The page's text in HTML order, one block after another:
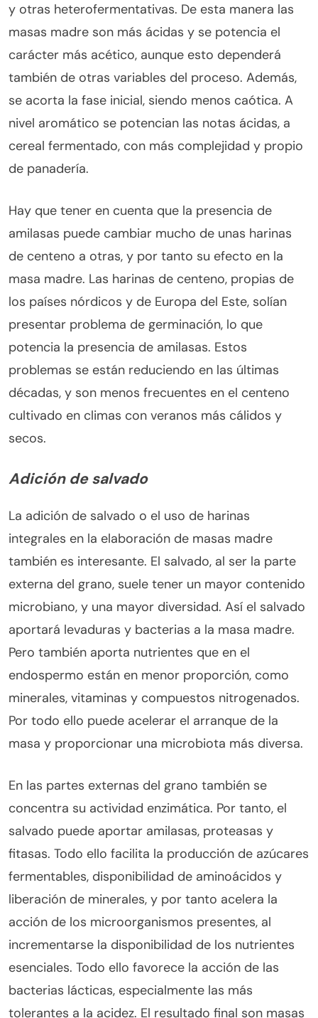
y otras heterofermentativas. De esta manera las
masas madre son más ácidas y se potencia el
carácter más acético, aunque esto dependerá
también de otras variables del proceso. Además,
se acorta la fase inicial, siendo menos caótica. A
nivel aromático se potencian las notas ácidas, a
cereal fermentado, con más complejidad y propio
de panadería.
Hay que tener en cuenta que la presencia de
amilasas puede cambiar mucho de unas harinas
de centeno a otras, y por tanto su efecto en la
masa madre. Las harinas de centeno, propias de
los países nórdicos y de Europa del Este, solían
presentar problema de germinación, lo que
potencia la presencia de amilasas. Estos
problemas se están reduciendo en las últimas
décadas, y son menos frecuentes en el centeno
cultivado en climas con veranos más cálidos y
secos.
Adición de salvado
La adición de salvado o el uso de harinas
integrales en la elaboración de masas madre
también es interesante. El salvado, al ser la parte
externa del grano, suele tener un mayor contenido
microbiano, y una mayor diversidad. Así el salvado
aportará levaduras y bacterias a la masa madre.
Pero también aporta nutrientes que en el
endospermo están en menor proporción, como
minerales, vitaminas y compuestos nitrogenados.
Por todo ello puede acelerar el arranque de la
masa y proporcionar una microbiota más diversa.
En las partes externas del grano también se
concentra su actividad enzimática. Por tanto, el
salvado puede aportar amilasas, proteasas y
fitasas. Todo ello facilita la producción de azúcares
fermentables, disponibilidad de aminoácidos y
liberación de minerales, y por tanto acelera la
acción de los microorganismos presentes, al
incrementarse la disponibilidad de los nutrientes
esenciales. Todo ello favorece la acción de las
bacterias lácticas, especialmente las más
tolerantes a la acidez. El resultado final son masas